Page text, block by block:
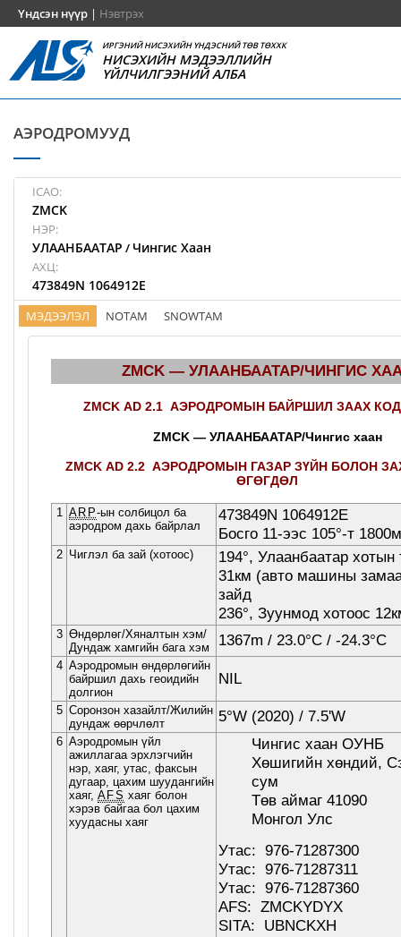
Үндсэн нүүр | Нэвтрэх
ИРГЭНИЙ НИСЭХИЙН ҮНДЭСНИЙ ТӨВ ТӨХХК
НИСЭХИЙН МЭДЭЭЛЛИЙН
ҮЙЛЧИЛГЭЭНИЙ АЛБА
АЭРОДРОМУУД
ICAO:
ZMCK
НЭР:
УЛААНБААТАР / Чингис Хаан
АХЦ:
473849N 1064912E
МЭДЭЭЛЭЛ NOTAM SNOWTAM